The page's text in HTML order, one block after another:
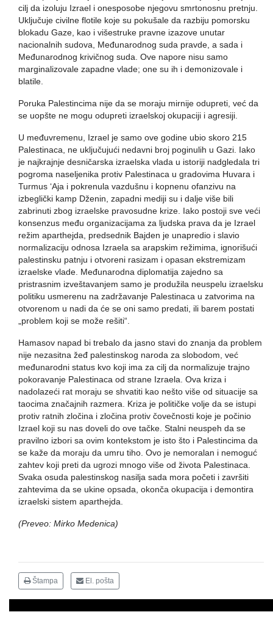
cilj da izoluju Izrael i onesposobe njegovu smrtonosnu pretnju.
Uključuje civilne flotile koje su pokušale da razbiju pomorsku
blokadu Gaze, kao i višestruke pravne izazove unutar
nacionalnih sudova, Međunarodnog suda pravde, a sada i
Međunarodnog krivičnog suda. Ove napore nisu samo
marginalizovale zapadne vlade; one su ih i demonizovale i
blatile.
Poruka Palestincima nije da se moraju mirnije odupreti, već da
se uopšte ne mogu odupreti izraelskoj okupaciji i agresiji.
U međuvremenu, Izrael je samo ove godine ubio skoro 215
Palestinaca, ne uključujući nedavni broj poginulih u Gazi. Iako
je najkrajnje desničarska izraelska vlada u istoriji nadgledala tri
pogroma naseljenika protiv Palestinaca u gradovima Huvara i
Turmus ‘Aja i pokrenula vazdušnu i kopnenu ofanzivu na
izbeglički kamp Dženin, zapadni mediji su i dalje više bili
zabrinuti zbog izraelske pravosudne krize. Iako postoji sve veći
konsenzus među organizacijama za ljudska prava da je Izrael
režim aparthejda, predsednik Bajden je unapredio i slavio
normalizaciju odnosa Izraela sa arapskim režimima, ignorišući
palestinsku patnju i otvoreni rasizam i opasan ekstremizam
izraelske vlade. Međunarodna diplomatija zajedno sa
pristrasnim izveštavanjem samo je produžila neuspelu izraelsku
politiku usmerenu na zadržavanje Palestinaca u zatvorima na
otvorenom u nadi da će se oni samo predati, ili barem postati
„problem koji se može rešiti“.
Hamasov napad bi trebalo da jasno stavi do znanja da problem
nije nezasitna žeđ palestinskog naroda za slobodom, već
međunarodni status kvo koji ima za cilj da normalizuje trajno
pokoravanje Palestinaca od strane Izraela. Ova kriza i
nadolazeći rat moraju se shvatiti kao nešto više od situacije sa
taocima značajnih razmera. Kriza je političke volje da se istupi
protiv ratnih zločina i zločina protiv čovečnosti koje je počinio
Izrael koji su nas doveli do ove tačke. Stalni neuspeh da se
pravilno izbori sa ovim kontekstom je isto što i Palestincima da
se kaže da moraju da umru tiho. Ovo je nemoralan i nemoguć
zahtev koji preti da ugrozi mnogo više od života Palestinaca.
Svaka osuda palestinskog nasilja sada mora početi i završiti
zahtevima da se ukine opsada, okonča okupacija i demontira
izraelski sistem aparthejda.
(Preveo: Mirko Medenica)
Štampa El. pošta